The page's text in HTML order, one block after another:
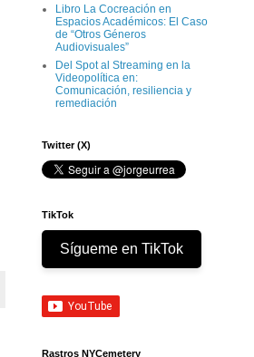
Libro La Cocreación en
Espacios Académicos: El Caso
de “Otros Géneros
Audiovisuales”
Del Spot al Streaming en la
Videopolítica en:
Comunicación, resiliencia y
remediación
Twitter (X)
TikTok
Sígueme en TikTok
Rastros NYCemetery